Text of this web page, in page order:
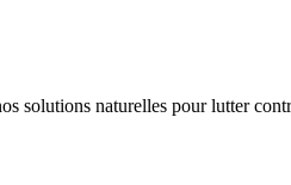
solutions naturelles pour lutter